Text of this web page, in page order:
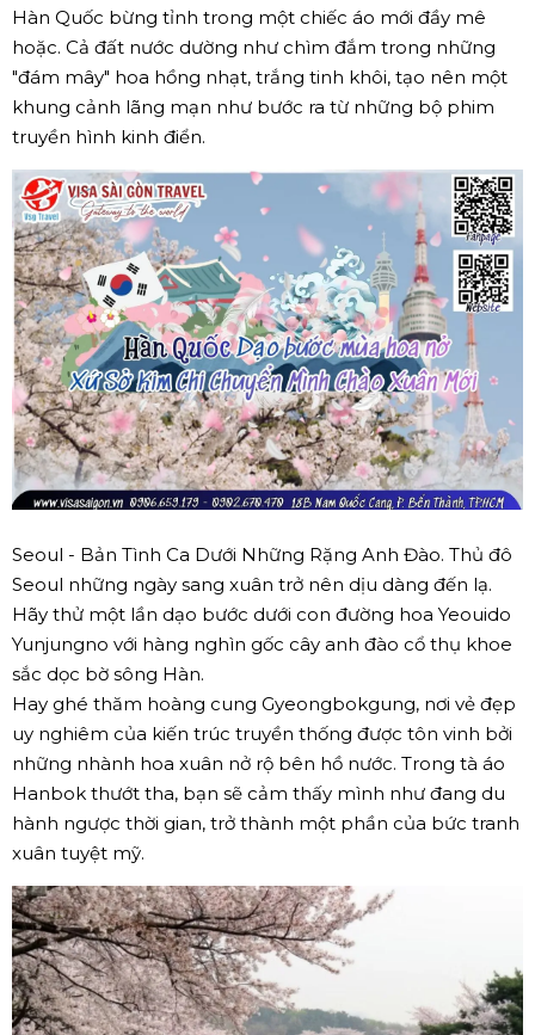
Hàn Quốc bừng tỉnh trong một chiếc áo mới đầy mê
hoặc. Cả đất nước dường như chìm đắm trong những
"đám mây" hoa hồng nhạt, trắng tinh khôi, tạo nên một
khung cảnh lãng mạn như bước ra từ những bộ phim
truyền hình kinh điển.
Seoul - Bản Tình Ca Dưới Những Rặng Anh Đào. Thủ đô
Seoul những ngày sang xuân trở nên dịu dàng đến lạ.
Hãy thử một lần dạo bước dưới con đường hoa Yeouido
Yunjungno với hàng nghìn gốc cây anh đào cổ thụ khoe
sắc dọc bờ sông Hàn.
Hay ghé thăm hoàng cung Gyeongbokgung, nơi vẻ đẹp
uy nghiêm của kiến trúc truyền thống được tôn vinh bởi
những nhành hoa xuân nở rộ bên hồ nước. Trong tà áo
Hanbok thướt tha, bạn sẽ cảm thấy mình như đang du
hành ngược thời gian, trở thành một phần của bức tranh
xuân tuyệt mỹ.